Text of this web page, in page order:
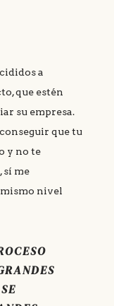
a
que estén
su empresa.
que tu
y no te
sí me
nivel